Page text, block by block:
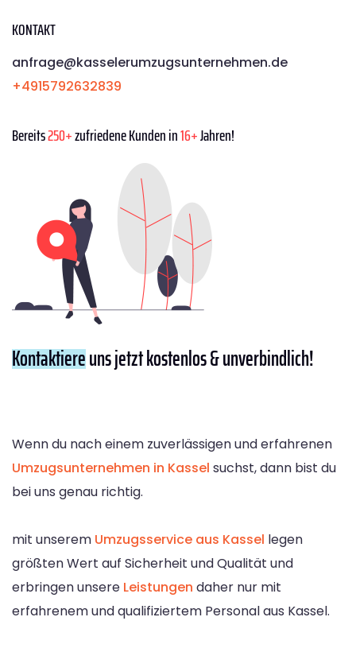
KONTAKT
anfrage@kasselerumzugsunternehmen.de
+4915792632839
Bereits250+zufriedene Kunden in16+Jahren!
Kontaktiereuns jetzt kostenlos & unverbindlich!
Wenn du nach einem zuverlässigen und erfahrenen
Umzugsunternehmen in Kassel suchst, dann bist du
bei uns genau richtig.
mit unserem Umzugsservice aus Kassel legen
größten Wert auf Sicherheit und Qualität und
erbringen unsere Leistungen daher nur mit
erfahrenem und qualifiziertem Personal aus Kassel.